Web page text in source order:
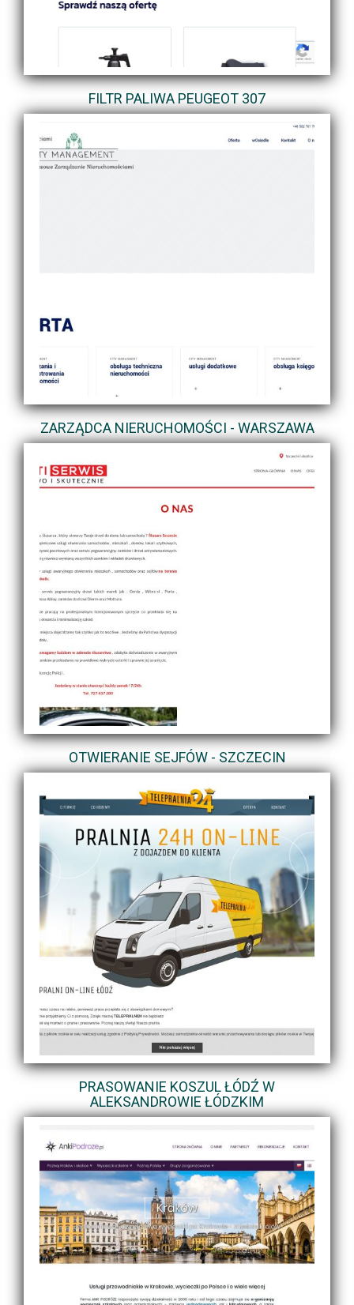
FILTR PALIWA PEUGEOT 307
ZARZĄDCA NIERUCHOMOŚCI - WARSZAWA
OTWIERANIE SEJFÓW - SZCZECIN
PRASOWANIE KOSZUL ŁÓDŹ W
ALEKSANDROWIE ŁÓDZKIM